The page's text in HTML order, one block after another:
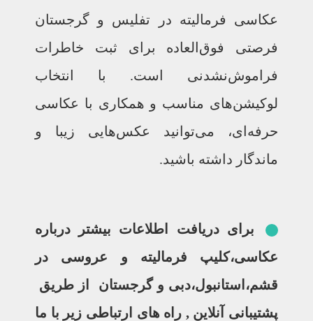
عکاسی فرمالیته در تفلیس و گرجستان
فرصتی فوق‌العاده برای ثبت خاطرات
فراموش‌نشدنی است. با انتخاب
لوکیشن‌های مناسب و همکاری با عکاسی
حرفه‌ای، می‌توانید عکس‌هایی زیبا و
ماندگار داشته باشید.
برای دریافت اطلاعات بیشتر درباره
عکاسی،کلیپ فرمالیته و عروسی در
قشم،استانبول،دبی و گرجستان
از طریق
پشتیبانی آنلاین , راه های ارتباطی زیر با ما